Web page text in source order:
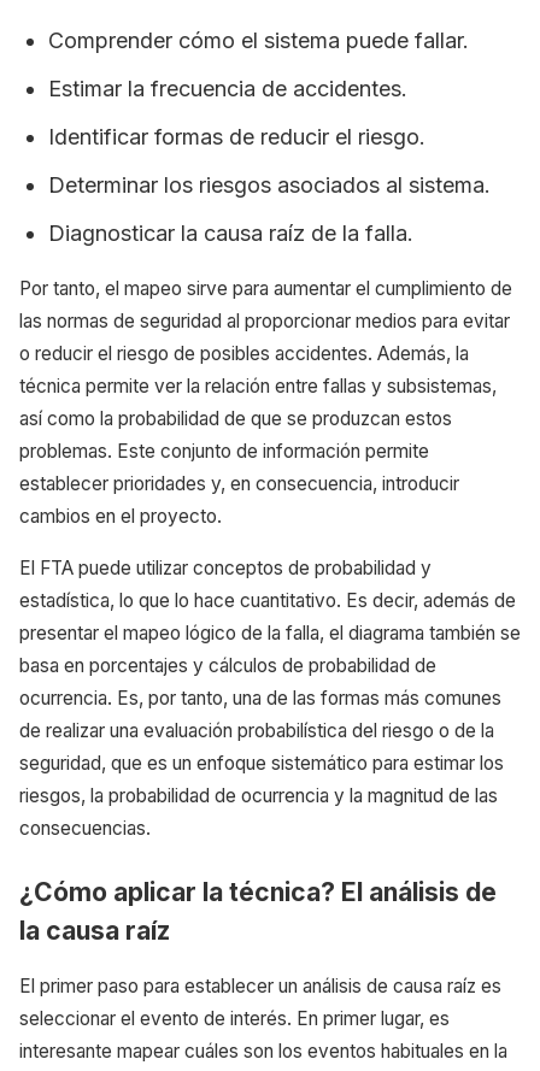
Comprender cómo el sistema puede fallar.
Estimar la frecuencia de accidentes.
Identificar formas de reducir el riesgo.
Determinar los riesgos asociados al sistema.
Diagnosticar la causa raíz de la falla.
Por tanto, el mapeo sirve para aumentar el cumplimiento de
las normas de seguridad al proporcionar medios para evitar
o reducir el riesgo de posibles accidentes. Además, la
técnica permite ver la relación entre fallas y subsistemas,
así como la probabilidad de que se produzcan estos
problemas. Este conjunto de información permite
establecer prioridades y, en consecuencia, introducir
cambios en el proyecto.
El FTA puede utilizar conceptos de probabilidad y
estadística, lo que lo hace cuantitativo. Es decir, además de
presentar el mapeo lógico de la falla, el diagrama también se
basa en porcentajes y cálculos de probabilidad de
ocurrencia. Es, por tanto, una de las formas más comunes
de realizar una evaluación probabilística del riesgo o de la
seguridad, que es un enfoque sistemático para estimar los
riesgos, la probabilidad de ocurrencia y la magnitud de las
consecuencias.
¿Cómo aplicar la técnica? El análisis de
la causa raíz
El primer paso para establecer un análisis de causa raíz es
seleccionar el evento de interés. En primer lugar, es
interesante mapear cuáles son los eventos habituales en la